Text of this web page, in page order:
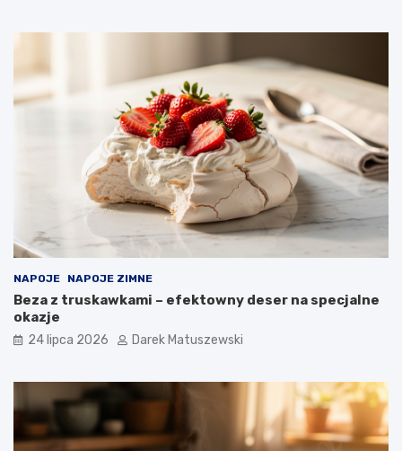
NAPOJE NAPOJE ZIMNE
Beza z truskawkami – efektowny deser na specjalne
okazje
24 lipca 2026 Darek Matuszewski